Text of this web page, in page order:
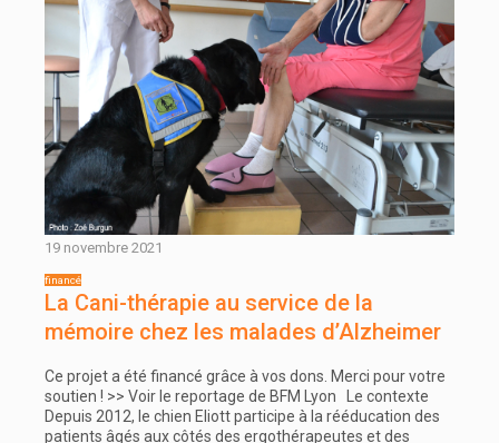
19 novembre 2021
La Cani-thérapie au service de la
mémoire chez les malades d’Alzheimer
Ce projet a été financé grâce à vos dons. Merci pour votre
soutien ! >> Voir le reportage de BFM Lyon Le contexte
Depuis 2012, le chien Eliott participe à la rééducation des
patients âgés aux côtés des ergothérapeutes et des